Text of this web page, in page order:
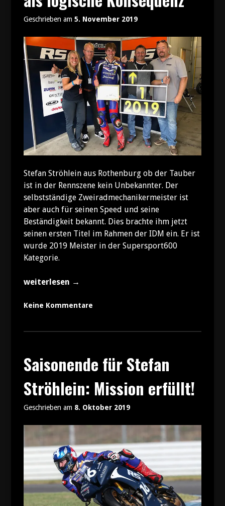
Geschrieben am 5. November 2019
Stefan Ströhlein aus Rothenburg ob der Tauber
ist in der Rennszene kein Unbekannter. Der
selbstständige Zweiradmechanikermeister ist
aber auch für seinen Speed und seine
Beständigkeit bekannt. Dies brachte ihm jetzt
seinen ersten Titel im Rahmen der IDM ein. Er ist
wurde 2019 Meister in der Supersport600
Kategorie.
„Der
Titel
logische
weiterlesen →
Keine Kommentare
Saisonende für Stefan
Ströhlein: Mission erfüllt!
Geschrieben am 8. Oktober 2019